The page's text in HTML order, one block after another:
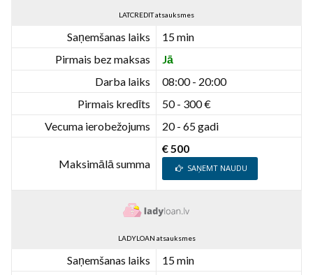
LATCREDIT atsauksmes
Saņemšanas laiks
15 min
Pirmais bez maksas
Jā
Darba laiks
08:00 - 20:00
Pirmais kredīts
50 - 300 €
Vecuma ierobežojums
20 - 65 gadi
Maksimālā summa
€ 500
SAŅEMT NAUDU
LADYLOAN atsauksmes
Saņemšanas laiks
15 min